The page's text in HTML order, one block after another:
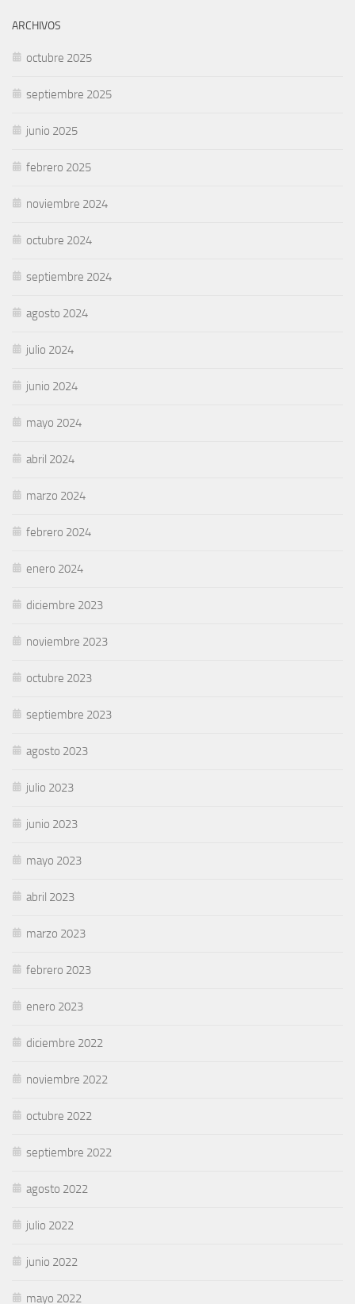
ARCHIVOS
octubre 2025
septiembre 2025
junio 2025
febrero 2025
noviembre 2024
octubre 2024
septiembre 2024
agosto 2024
julio 2024
junio 2024
mayo 2024
abril 2024
marzo 2024
febrero 2024
enero 2024
diciembre 2023
noviembre 2023
octubre 2023
septiembre 2023
agosto 2023
julio 2023
junio 2023
mayo 2023
abril 2023
marzo 2023
febrero 2023
enero 2023
diciembre 2022
noviembre 2022
octubre 2022
septiembre 2022
agosto 2022
julio 2022
junio 2022
mayo 2022